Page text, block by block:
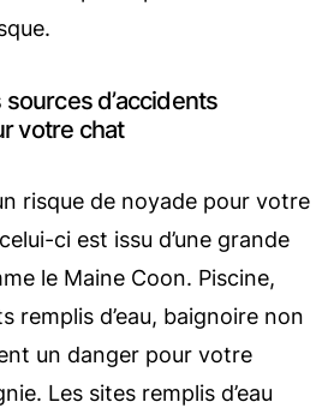
sources d’accidents
votre chat
risque de noyade pour votre
ci est issu d’une grande
le Maine Coon. Piscine,
remplis d’eau, baignoire non
un danger pour votre
Les sites remplis d’eau